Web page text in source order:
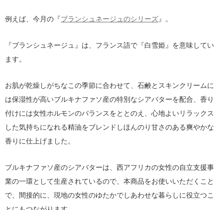
例えば、今月の『ブランシュネージュのシリーズ』。
『ブランシュネージュ』は、フランス語で『白雪姫』を意味してい
ます。
お肌が乾燥しがちなこの季節に合わせて、石鹸とスキンクリームに
は保湿性が高いブルキナファソ産の特別なシアバターを配合、香り
付けには女性ホルモンのバランスをととのえ、心地よいリラックス
した気持ちになれる精油をブレンドしほんのり甘さのある爽やかな
香りに仕上げました。
ブルキナファソ産のシアバターは、西アフリカの女性の自立支援事
業の一環として生産されているので、本商品をお使いいただくこと
で、間接的に、現地の女性のゆたかでしあわせな暮らしに役立つこ